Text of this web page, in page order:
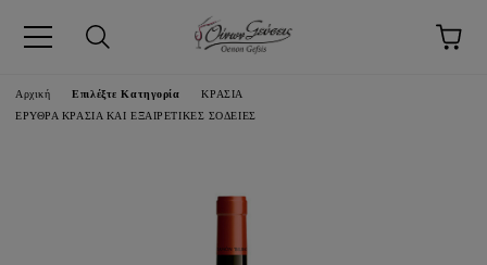
Αρχική Επιλέξτε Κατηγορία
ΚΡΑΣΙΑ
ΕΡΥΘΡΑ ΚΡΑΣΙΑ ΚΑΙ ΕΞΑΙΡΕΤΙΚΕΣ ΣΟΔΕΙΕΣ